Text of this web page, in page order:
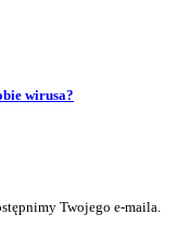
wirusa?
Twojego e-maila.